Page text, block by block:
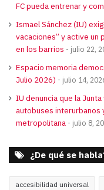
FC pueda entrenar y
Ismael Sánchez (IU)
vacaciones” y active un
en los barrios
julio 22,
Espacio memoria
Julio 2026)
julio 14,
IU denuncia que la
autobuses interurbanos
metropolitana
julio 8,
¿De qué se
accesibilidad universal